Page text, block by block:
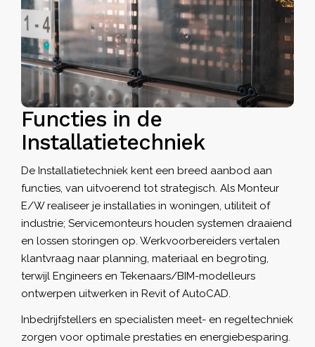
Functies in de
Installatietechniek
De Installatietechniek kent een breed aanbod aan
functies, van uitvoerend tot strategisch. Als Monteur
E/W realiseer je installaties in woningen, utiliteit of
industrie; Servicemonteurs houden systemen draaiend
en lossen storingen op. Werkvoorbereiders vertalen
klantvraag naar planning, materiaal en begroting,
terwijl Engineers en Tekenaars/BIM-modelleurs
ontwerpen uitwerken in Revit of AutoCAD.
Inbedrijfstellers en specialisten meet- en regeltechniek
zorgen voor optimale prestaties en energiebesparing.